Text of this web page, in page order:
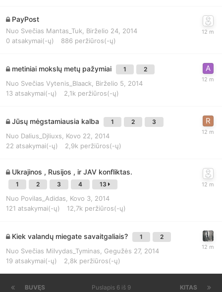
PayPost
Nuo Svečias Mantas_Tuk
Birželio 24, 2014
0 atsakymai(-ų) 886 peržiūros(-ų)
metiniai mokslų metų pažymiai 1 2
Nuo Svečias Vytenis_Blaack
Birželio 5, 2014
13 atsakymai(-ų) 2,1k peržiūros(-ų)
Jūsų mėgstamiausia kalba 1 2 3
Nuo Dalius_Djliuxs
Kovo 22, 2014
22 atsakymai(-ų) 2,9k peržiūros(-ų)
Ukrajinos , Rusijos , ir JAV konfliktas.
1 2 3 4 13
Nuo Povilas_Adidas
Kovo 3, 2014
121 atsakymai(-ų) 12,7k peržiūros(-ų)
Kiek valandų miegate savaitgaliais? 1 2
Nuo Svečias Milvydas_Tyminas
Gegužės 27, 2014
19 atsakymai(-ų) 2,8k peržiūros(-ų)
BUVĘS KITAS
Puslapis 6 iš 9